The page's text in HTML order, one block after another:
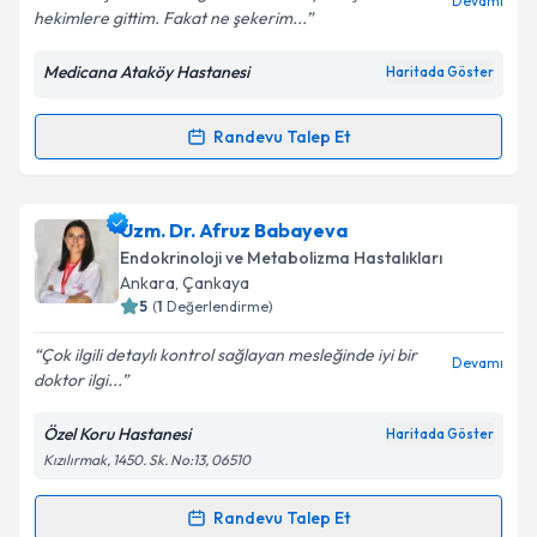
Kişisel verilerimin işlenmesine ilişkin
Aydınlatma
kapsamda işlenmesini kabul ediyorum.
hekimlere gittim. Fakat ne şekerim...
Medicana Ataköy Hastanesi Haritada Göster
Randevu Talep Et
Randevu Takvimi Talebi
Prof. Dr. İdris Kuzuiçin randevu takvimi talebi
oluşturun. Size bu uzmandan randevu almanız için bir
takvim hazırlandığında e-posta ile bilgilendireceğiz.
Kişisel verilerimin işlenmesine ilişkin
Aydınlatma
Metni'ni okudum ve kişisel verilerimin belirtilen
kapsamda işlenmesini kabul ediyorum.
Uzm. Dr. Afruz Babayeva
Endokrinoloji ve Metabolizma Hastalıkları
Ankara, Çankaya
5 (1 Değerlendirme)
Çok ilgili detaylı kontrol sağlayan mesleğinde iyi bir
doktor ilgi...
Devamı
Özel Koru Hastanesi Haritada Göster
Kızılırmak, 1450. Sk. No:13, 06510
Randevu Talep Et
Randevu Takvimi Talebi